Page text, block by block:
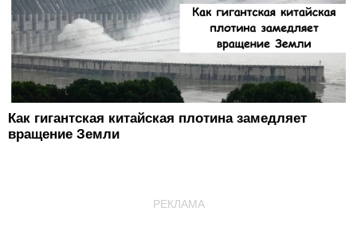
Как гигантская китайская плотина замедляет
вращение Земли
РЕКЛАМА